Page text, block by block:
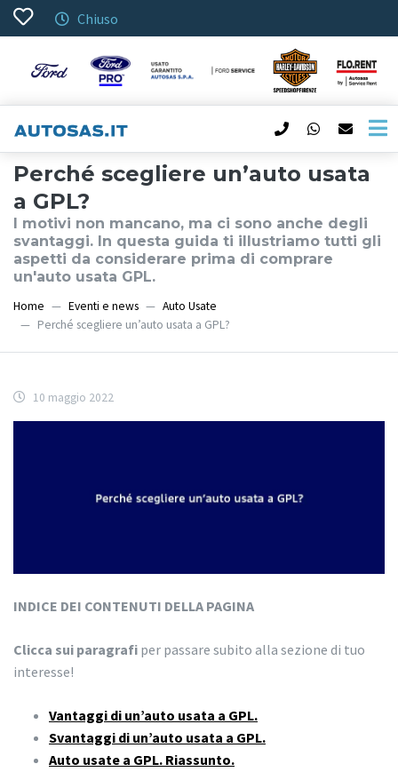
Chiuso
Perché scegliere un’auto usata
a GPL?
I motivi non mancano, ma ci sono anche degli
svantaggi. In questa guida ti illustriamo tutti gli
aspetti da considerare prima di comprare
un'auto usata GPL.
Home Eventi e news
Auto Usate
Perché scegliere un’auto usata a GPL?
10 maggio 2022
INDICE DEI CONTENUTI DELLA PAGINA
Clicca sui paragrafi per passare subito alla sezione di tuo
interesse!
Vantaggi di un’auto usata a GPL.
Svantaggi di un’auto usata a GPL.
Auto usate a GPL. Riassunto.